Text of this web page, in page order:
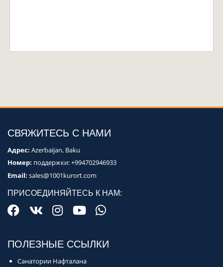
СВЯЖИТЕСЬ С НАМИ
Адрес: Azerbaijan, Baku
Номер: поддержки:+994702946933
Email: sales@1001kurort.com
ПРИСОЕДИНЯЙТЕСЬ К НАМ:
ПОЛЕЗНЫЕ ССЫЛКИ
Санатории Нафталана